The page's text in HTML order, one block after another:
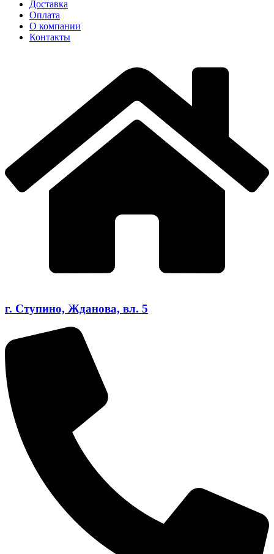
Доставка
Оплата
О компании
Контакты
г. Ступино, Жданова, вл. 5